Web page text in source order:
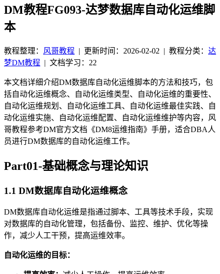
DM教程FG093-达梦数据库自动化运维脚
本
教程整理： 风哥教程 | 更新时间：2026-02-02 | 教程分类： 达
梦DM教程 | 文档学习：22
本文档详细介绍DM数据库自动化运维脚本的方法和技巧，包
括自动化运维概念、自动化运维类型、自动化运维的重要性、
自动化运维规划、自动化运维工具、自动化运维最佳实践、自
动化运维实施、自动化运维配置、自动化运维维护等内容，风
哥教程参考DM官方文档《DM8运维指南》手册，适合DBA人
员进行DM数据库的自动化运维工作。
Part01-基础概念与理论知识
1.1 DM数据库自动化运维概念
DM数据库自动化运维是指通过脚本、工具等技术手段，实现
对数据库的自动化管理，包括备份、监控、维护、优化等操
作，减少人工干预，提高运维效率。
自动化运维的目标：